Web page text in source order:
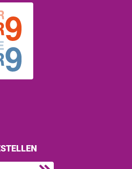
Facebook
on Twitter